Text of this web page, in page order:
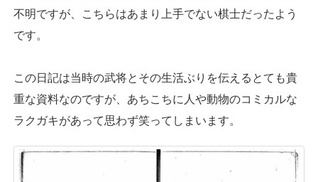
不明ですが、こちらはあまり上手でない棋士だったよう
です。
この日記は当時の武将とその生活ぶりを伝えるとても貴
重な資料なのですが、あちこちに人や動物のコミカルな
ラクガキがあって思わず笑ってしまいます。